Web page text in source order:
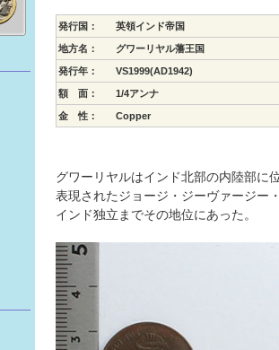
発行国： 英領インド帝国
地方名： グワーリヤル藩王国
発行年： VS1999(AD1942)
額 面： 1/4アンナ
金 性： Copper
グワーリヤルはインド北部の内陸部に
表現されたジョージ・ジーヴァージー
インド独立までその地位にあった。